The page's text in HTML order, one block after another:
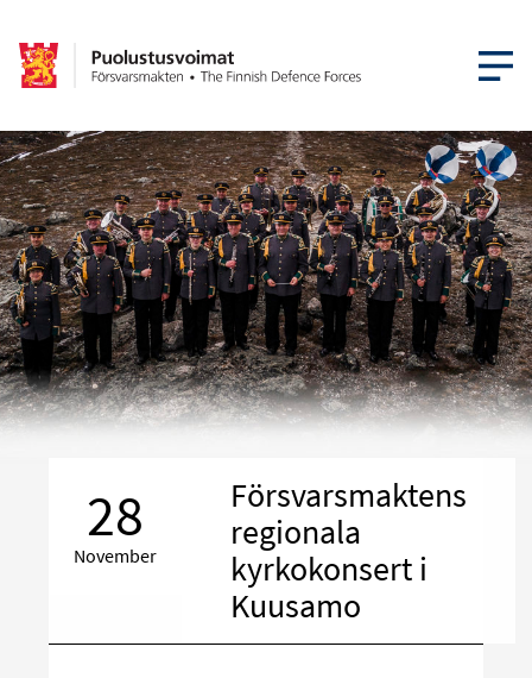
ÖPPNA
28
November
Försvarsmaktens
regionala
kyrkokonsert i
Kuusamo